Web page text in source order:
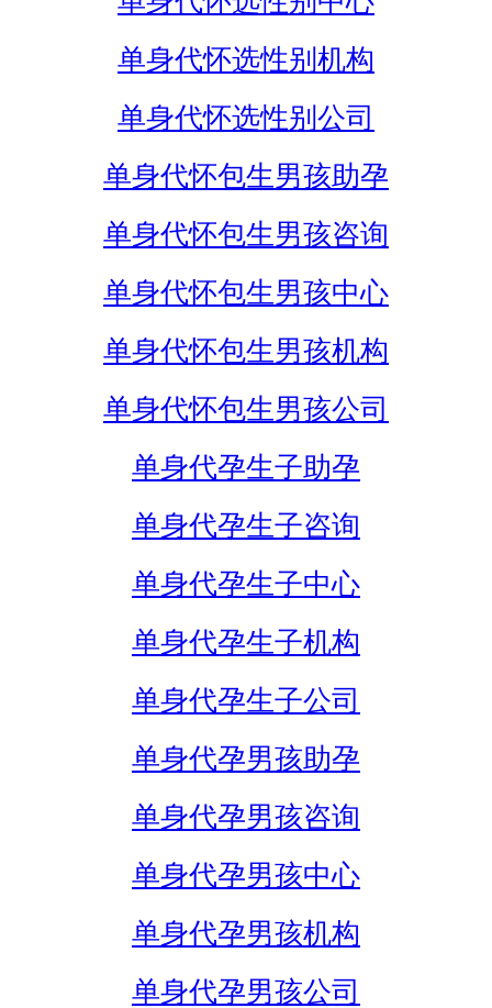
单身代怀选性别机构
单身代怀选性别公司
单身代怀包生男孩助孕
单身代怀包生男孩咨询
单身代怀包生男孩中心
单身代怀包生男孩机构
单身代怀包生男孩公司
单身代孕生子助孕
单身代孕生子咨询
单身代孕生子中心
单身代孕生子机构
单身代孕生子公司
单身代孕男孩助孕
单身代孕男孩咨询
单身代孕男孩中心
单身代孕男孩机构
单身代孕男孩公司